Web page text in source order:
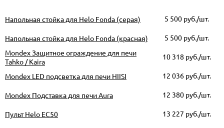
Напольная стойка для Helo Fonda (серая) 5 500 руб./шт.
Напольная стойка для Helo Fonda (красная) 5 500 руб./шт.
Mondex Защитное ограждение для печи
Tahko / Kaira
10 318 руб./шт.
Mondex LED подсветка для печи HIISI 12 036 руб./шт.
Mondex Подставка для печи Aura 12 380 руб./шт.
Пульт Helo EC50 13 227 руб./шт.